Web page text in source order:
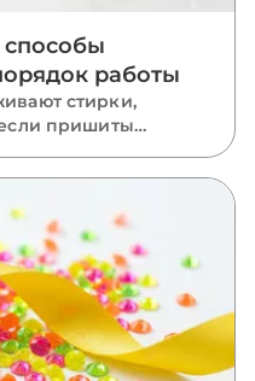
работы
стирки,
пришиты
чем отличается
ромба и какие